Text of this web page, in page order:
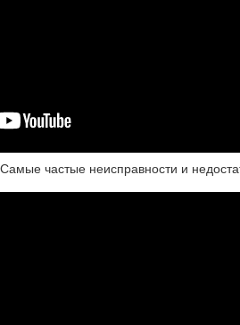
частые неисправности и